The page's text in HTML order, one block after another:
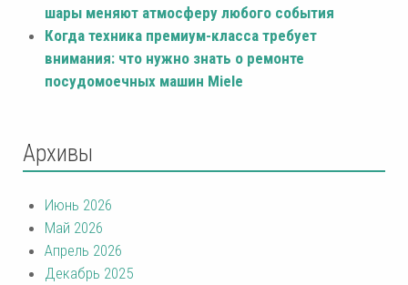
шары меняют атмосферу любого события
Когда техника премиум-класса требует
внимания: что нужно знать о ремонте
посудомоечных машин Miele
Архивы
Июнь 2026
Май 2026
Апрель 2026
Декабрь 2025